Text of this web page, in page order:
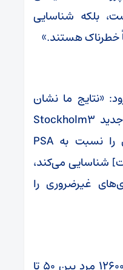
بلکه شناسایی
خطرناک هستند.»
«نتایج ما نشان
می‌دهد که آزمایش خون جدید Stockholm۳
موارد سرطان تهاجمی‌تری را نسبت به PSA
شناسایی می‌کند،
غیرضروری را
محققان در سوئد بیش از ۱۲۶۰۰ مرد بین ۵۰ تا